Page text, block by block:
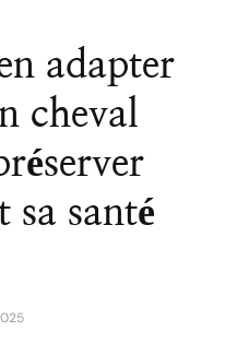
adapter
cheval
sa santé